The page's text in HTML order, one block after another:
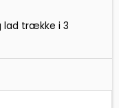
lad trække i 3